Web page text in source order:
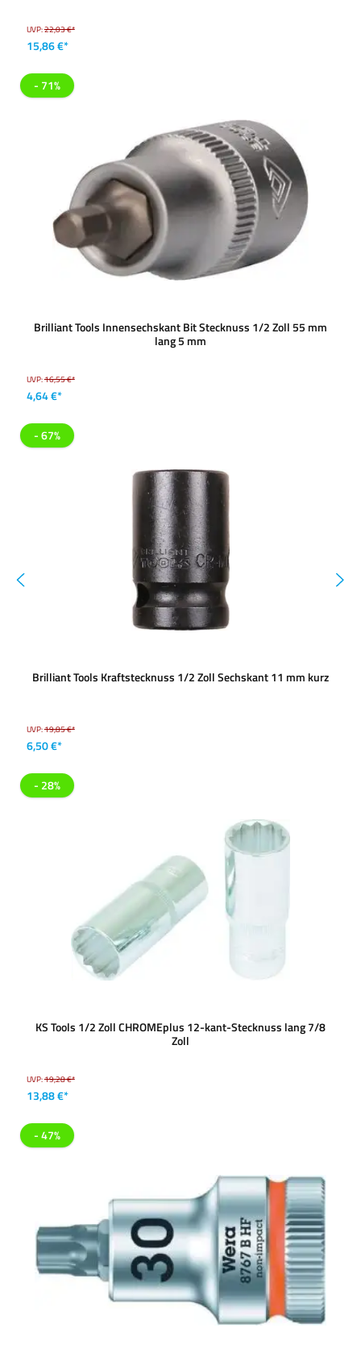
UVP:22,03 €*
15,86 €*
- 71%
Brilliant Tools Innensechskant Bit Stecknuss 1/2 Zoll 55 mm
lang 5 mm
UVP:16,55 €*
4,64 €*
- 67%
Brilliant Tools Kraftstecknuss 1/2 Zoll Sechskant 11 mm kurz
UVP:19,85 €*
6,50 €*
- 28%
KS Tools 1/2 Zoll CHROMEplus 12-kant-Stecknuss lang 7/8
Zoll
UVP:19,28 €*
13,88 €*
- 47%